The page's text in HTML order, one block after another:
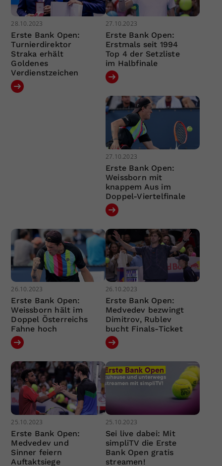
28.10.2023
Erste Bank Open:
Turnierdirektor
Straka erhält
Goldenes
Verdienstzeichen
27.10.2023
Erste Bank Open:
Erstmals seit 1994
Top 4 der Setzliste
im Halbfinale
27.10.2023
Erste Bank Open:
Weissborn mit
knappem Aus im
Doppel-Viertelfinale
26.10.2023
Erste Bank Open:
Weissborn hält im
Doppel Österreichs
Fahne hoch
26.10.2023
Erste Bank Open:
Medvedev bezwingt
Dimitrov, Rublev
bucht Finals-Ticket
25.10.2023
Erste Bank Open:
Medvedev und
Sinner feiern
Auftaktsiege
25.10.2023
Sei live dabei: Mit
simpliTV die Erste
Bank Open gratis
streamen!